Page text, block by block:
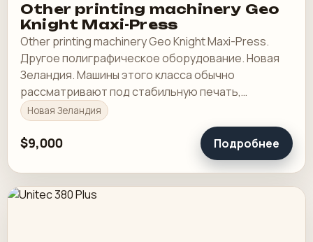
Other printing machinery Geo
Knight Maxi-Press
Other printing machinery Geo Knight Maxi-Press.
Другое полиграфическое оборудование. Новая
Зеландия. Машины этого класса обычно
рассматривают под стабильную печать,
понятную приладку и рабочую загрузку в смене.
Новая Зеландия
$9,000 Подробнее